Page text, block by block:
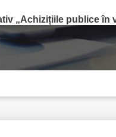
„Achizițiile publice în